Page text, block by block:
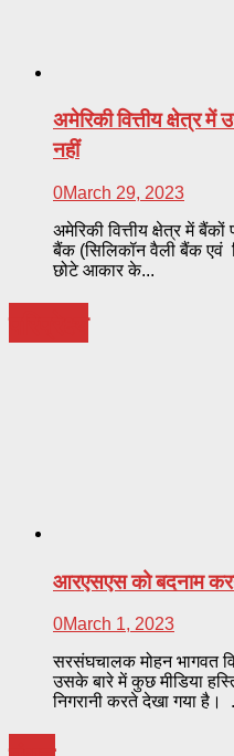
अमेरिकी वित्तीय क्षेत्र
नहीं
0March 29, 2023
अमेरिकी वित्तीय क्षेत्र में
बैंक (सिलिकॉन वैली बैंक एवं
छोटे आकार के...
आरएसएस को बदनाम
0March 1, 2023
सरसंघचालक मोहन भागवत
उसके बारे में कुछ मीडिया
निगरानी करते देखा गया है।